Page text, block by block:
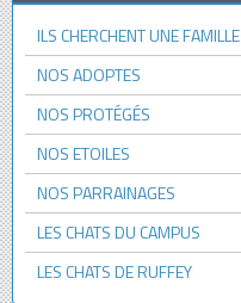
ILS CHERCHENT UNE FAMILLE
NOS ADOPTES
NOS PROTÉGÉS
NOS ETOILES
NOS PARRAINAGES
LES CHATS DU CAMPUS
LES CHATS DE RUFFEY